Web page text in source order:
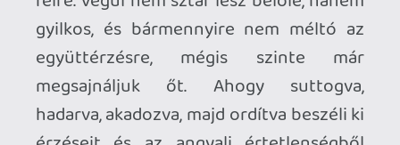
felvonásban megismerhettünk. Enyhén
szólva sem a hentelős tucathorrorok
rajongóinak készült – ellenben azok, akik
valamivel színvonalasabb szórakozásra
vágynak a műfajon belül, vagy teszem fel,
alapesetben undorodnak a horrortól,